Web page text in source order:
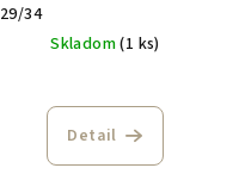
29/34
Skladom(1 ks)
Detail